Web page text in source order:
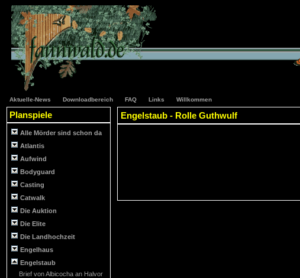
Aktuelle-News Downloadbereich FAQ Links Willkommen
Planspiele
Alle Mörder sind schon da
Atlantis
Aufwind
Bodyguard
Casting
Catwalk
Die Auktion
Die Elite
Die Landhochzeit
Engelhaus
Engelstaub
Brief von Albicocha an Halvor
Engelstaub - Rolle Guthwulf